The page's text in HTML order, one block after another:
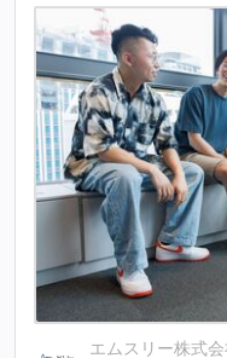
エムスリー株式